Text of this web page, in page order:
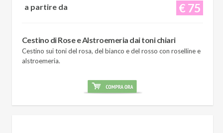
€ 75
a partire da
Cestino di Rose e Alstroemeria dai toni chiari
Cestino sui toni del rosa, del bianco e del rosso con roselline e
alstroemeria.